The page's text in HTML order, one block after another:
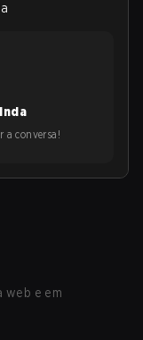
a conversa!
web e em